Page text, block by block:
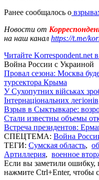
Ранее сообщалось о
Новости от
на наш канал https://t.me/
Читайте Korrespondent.net
Война России с Украиной
Провал сезона: Москва
турсектора Крыма
У Сухопутних військах
Інтернаціональних легіонів
Взрыв в Сыктывкаре:
Стали известны объемы
Встреча президентов:
СПЕЦТЕМА: Война
ТЕГИ: Сумская область,
Артиллерия, военное
Если вы заметили ошибку,
нажмите Ctrl+Enter, чтобы